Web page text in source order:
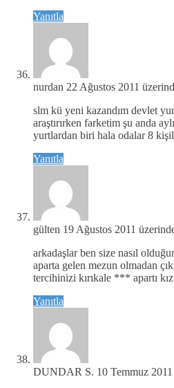
Yanıtla
nurdan 22 Ağustos 2011
slm kü yeni kazandım devlet
araştırırken farketim şu anda
yurtlardan biri hala odalar 8
Yanıtla
gülten 19 Ağustos 2011
arkadaşlar ben size nasıl
aparta gelen mezun olmadan
tercihinizi kırıkale *** apartı
Yanıtla
DUNDAR S. 10 Temmuz